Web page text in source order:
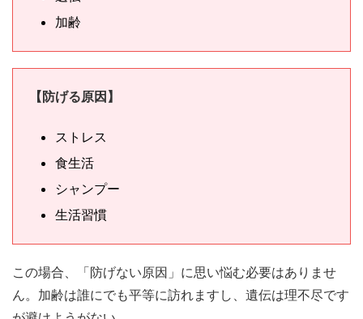
加齢
【防げる原因】
ストレス
食生活
シャンプー
生活習慣
この場合、「防げない原因」に思い悩む必要はありませ
ん。加齢は誰にでも平等に訪れますし、遺伝は理不尽です